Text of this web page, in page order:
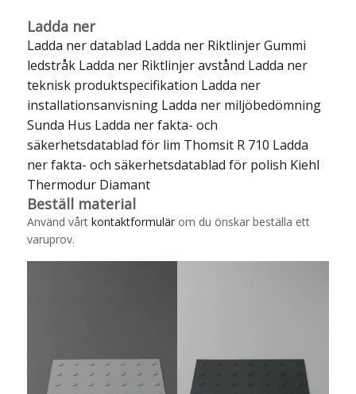
Ladda ner
Ladda ner datablad Ladda ner Riktlinjer Gummi
ledstråk Ladda ner Riktlinjer avstånd Ladda ner
teknisk produktspecifikation Ladda ner
installationsanvisning Ladda ner miljöbedömning
Sunda Hus Ladda ner fakta- och
säkerhetsdatablad för lim Thomsit R 710 Ladda
ner fakta- och säkerhetsdatablad för polish Kiehl
Thermodur Diamant
Beställ material
Använd vårt kontaktformulärom du önskar beställa ett
varuprov.